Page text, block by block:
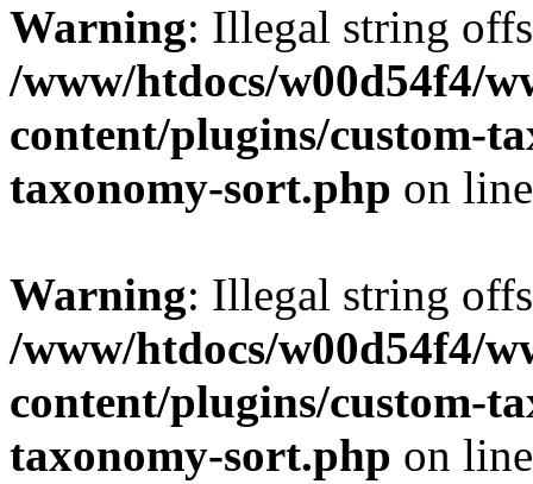
Warning: Illegal string
/www/htdocs/w00d54f4/
content/plugins/custom-
taxonomy-sort.php on
Warning: Illegal string
/www/htdocs/w00d54f4/
content/plugins/custom-
taxonomy-sort.php on